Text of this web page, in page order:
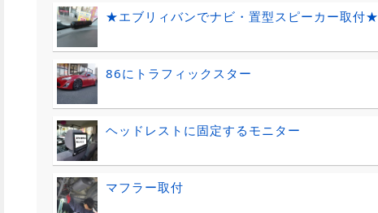
★エブリィバンでナビ・置型スピーカー取付★
86にトラフィックスター
ヘッドレストに固定するモニター
マフラー取付